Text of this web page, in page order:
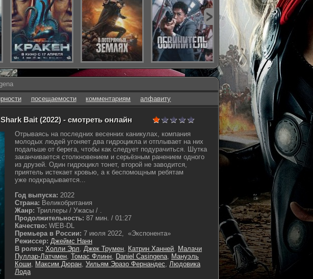
посещаемости комментариям алфавиту
Bait (2022) - смотреть онлайн
Отрываясь на последних весенних каникулах, компания
молодых людей угоняет два гидроцикла и отплывает на них
подальше от берега, чтобы как следует подурачиться. Шутка
заканчивается столкновением и серьёзным ранением одного
из друзей. Один гидроцикл тонет, второй не заводится,
приятель истекает кровью, а к беспомощным ребятам
уже подкрадывается...
Год выпуска: 2022
Страна: Великобритания
Жанр: Триллеры / Ужасы / .
Продолжительность: 87 мин. / 01:27
Качество: WEB-DL
Премьера в России: 7 июля 2022, «Экспонента»
Режиссер: Джеймс Нанн
В ролях: Холли Эрл, Джек Трумен, Катрин Ханней, Малачи
Пуллар-Латчмен, Томас Флинн, Daniel Casingena, Мануэль
Коши, Максим Дюран, Уильям Эразо Фернандес, Людовика
Лода